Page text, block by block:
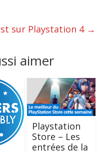
sur Playstation 4 →
aimer
Playstation
Store – Les
entrées de la